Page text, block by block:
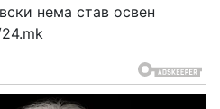
нема став освен